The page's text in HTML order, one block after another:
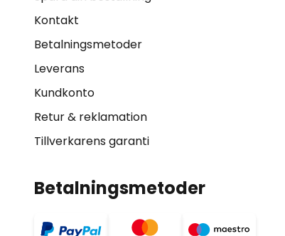
Kontakt
Betalningsmetoder
Leverans
Kundkonto
Retur & reklamation
Tillverkarens garanti
Betalningsmetoder